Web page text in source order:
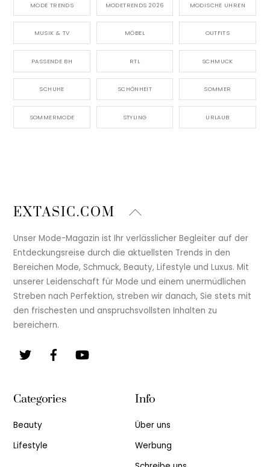
MODE TRENDS MODETRENDS 2026 MODISCHE UHREN
MUSIK & TV MÖBEL OUTFITS
PASSENDE BH RTL SCHMUCK
SCHUHE SCHÖNHEIT SOMMER
SOMMERMODE STYLING URLAUB
Back
Top
EXTASIC.COM
Unser Mode-Magazin ist Ihr verlässlicher Begleiter auf der
Entdeckungsreise durch die aktuellsten Trends in den
Bereichen Mode, Schmuck, Beauty, Lifestyle und Luxus. Mit
unserer Leidenschaft für Mode und einem unermüdlichen
Streben nach Perfektion, streben wir danach, Sie stets mit
den frischesten und anspruchsvollsten Inhalten zu
bereichern.
Twitter
Categories
Beauty
Lifestyle
Info
Über uns
Werbung